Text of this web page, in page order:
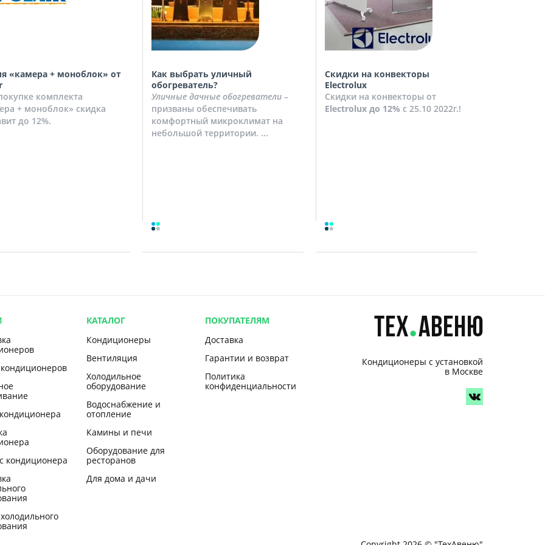
«камера + моноблок» от
комплекта
+ моноблок» скидка
до 12%.
Как выбрать уличный
обогреватель?
Уличные дачные обогреватели –
призваны обеспечивать
комфортный микроклимат на
небольшой территории. ...
Скидки на конвекторы
Electrolux
Скидки на конвекторы от
Electrolux до 12% с 25.10 2022г.!
кондиционера
КАТАЛОГ
Кондиционеры
Вентиляция
Холодильное
оборудование
Водоснабжение и
отопление
Камины и печи
Оборудование для
ресторанов
Для дома и дачи
ПОКУПАТЕЛЯМ
Доставка
Гарантии и возврат
Политика
конфиденциальности
Кондиционеры с установкой
в Москве